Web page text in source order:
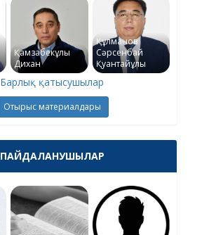
Қамзабекұлы
Дихан
Құлманов
Сәрсенбай
Қуантайұлы
Барлық қатысушылар
Отырыс материалдары
ПАЙДАЛАНУШЫЛАР